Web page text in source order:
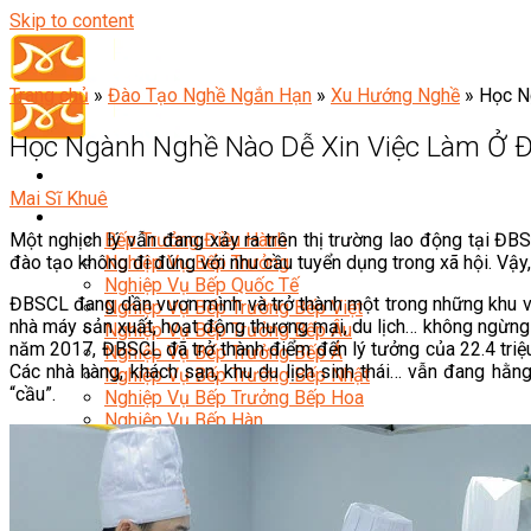
Skip to content
Bếp Trưởng Điều Hành
Nghiệp Vụ Bếp Trưởng
Nghiệp Vụ Bếp Quốc Tế
Nghiệp Vụ Bếp Trưởng Bếp Việt
Nghiệp Vụ Bếp Trưởng Bếp Âu
Nghiệp Vụ Bếp Trưởng Bếp Á
Nghiệp Vụ Bếp Trưởng Bếp Nhật
Nghiệp Vụ Bếp Trưởng Bếp Hoa
Nghiệp Vụ Bếp Hàn
Nghiệp Vụ Bếp Thái
Nghiệp Vụ Bếp Chay
Nghiệp Vụ Quản Lý Bếp
Nghiệp Vụ Cấp Dưỡng
Trang chủ » Đào Tạo Nghề Ngắn Hạn » Xu Hướng Nghề » Học
Học Ngành Nghề Nào Dễ Xin Việc Làm Ở
Mai Sĩ Khuê
Một nghịch lý vẫn đang xảy ra trên thị trường lao động tại
đào tạo không đi đúng với nhu cầu tuyển dụng trong xã hội.
ĐBSCL đang dần vươn mình và trở thành một trong những khu
nhà máy sản xuất, hoạt động thương mại, du lịch… không
năm 2017, ĐBSCL đã trở thành điểm đến lý tưởng của 22.4
Các nhà hàng, khách sạn, khu du lịch sinh thái… vẫn đang
“cầu”.